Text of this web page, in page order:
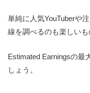
単純に人気YouTuberや
線を調べるのも楽しいも
Estimated Earningsの最
しょう。